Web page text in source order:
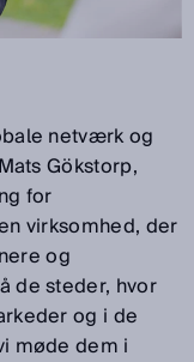
netværk og
Gökstorp,
for
virksomhed, der
og
de steder, hvor
og i de
møde dem i